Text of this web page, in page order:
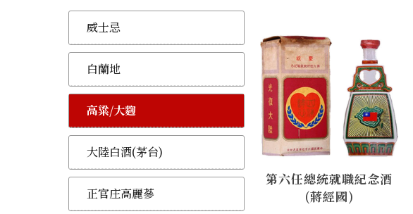
威士忌
白蘭地
高粱/大麴
大陸白酒(茅台)
正官庄高麗蔘
第六任總統就職紀念酒
(蔣經國)